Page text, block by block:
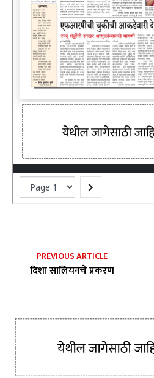
PREVIOUS ARTICLE
दिशा सालियनचे प्रकरण